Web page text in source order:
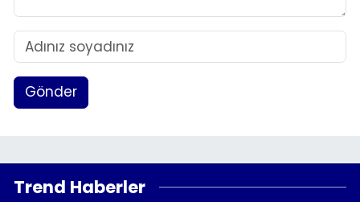
Gönder
Trend Haberler